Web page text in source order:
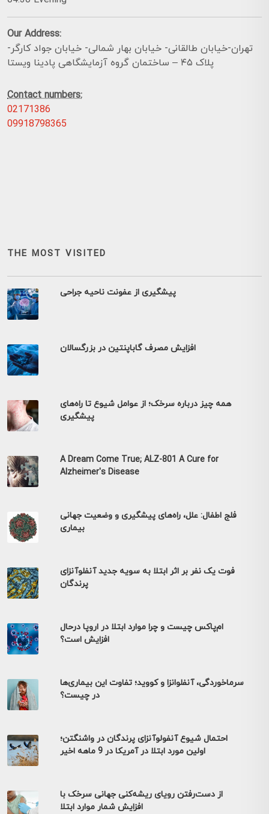
Our Address:
تهران-خیابان طالقانی- خیابان بهار شمالی- خیابان جواد کارگر-
پلاک ۴۵ – ساختمان گروه آزمایشگاهی پادینا ویستا
Contact numbers:
02171386
09918798365
THE MOST VISITED
پیشگیری از عفونت ناحیه جراحی
افزایش مصرف گاباپنتین در بزرگسالان
همه چیز درباره سرخک؛ از عوامل شیوع تا راه‌های
پیشگیری
A Dream Come True; ALZ-801 A Cure for
Alzheimer's Disease
فلج اطفال: علل، راه‌های پیشگیری و وضعیت جهانی
بیماری
فوت یک نفر بر اثر ابتلا به سویه جدید آنفلوآنزای
پرندگان
ام‌پاکس چیست و چرا موارد ابتلا در اروپا درحال
افزایش است؟
سرماخوردگی، آنفلوانزا و کووید؛ تفاوت این بیماری‌ها
در چیست؟
احتمال شیوع آنفولوآنزای پرندگان در واشنگتن؛
اولین مورد ابتلا در آمریکا در 9 ماهه اخیر
از دست‌رفتن رویای ریشه‌کنی جهانی سرخک با
افزایش شمار موارد ابتلا